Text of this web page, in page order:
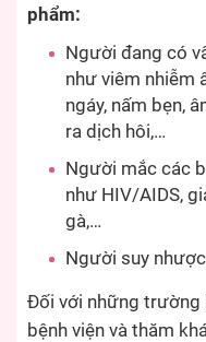
phẩm:
Người đang có
như viêm nhiễm
ngáy, nấm bẹn,
ra dịch hôi,…
Người mắc các
như HIV/AIDS,
gà,…
Người suy
Đối với những trường
bệnh viện và thăm